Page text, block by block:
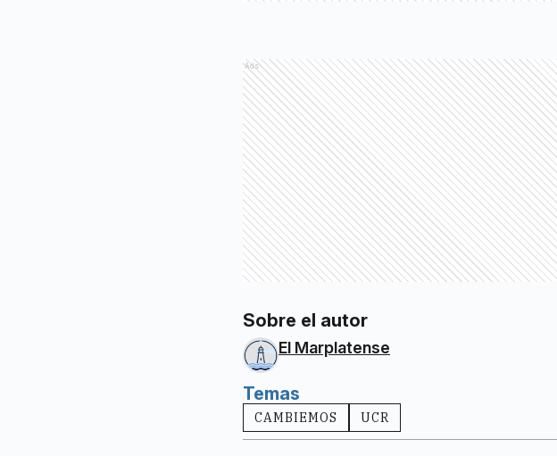
Ads
Sobre el autor
El Marplatense
Temas
CAMBIEMOS UCR